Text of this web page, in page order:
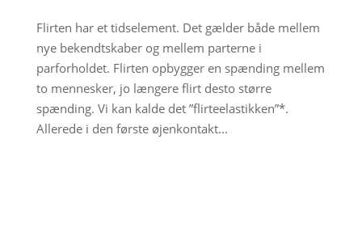
Flirten har et tidselement. Det gælder både mellem
nye bekendtskaber og mellem parterne i
parforholdet. Flirten opbygger en spænding mellem
to mennesker, jo længere flirt desto større
spænding. Vi kan kalde det ”flirteelastikken”*.
Allerede i den første øjenkontakt...